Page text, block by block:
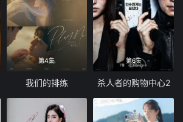
第4集
我们的排练
第6集
杀人者的购物中心2